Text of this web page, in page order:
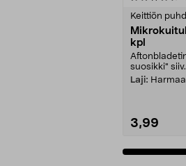
Keittiön
kpl
suosikki"
Laji:
3,99